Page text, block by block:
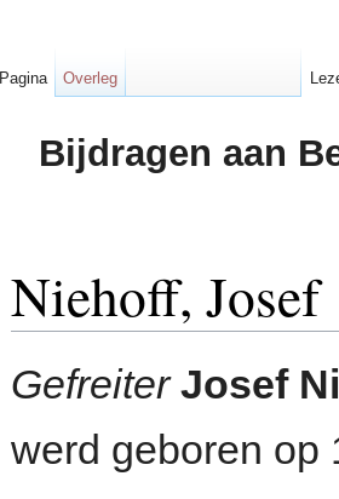
Bijdragen aan
Niehoff, Josef
Gefreiter Josef
werd geboren
Pagina Overleg